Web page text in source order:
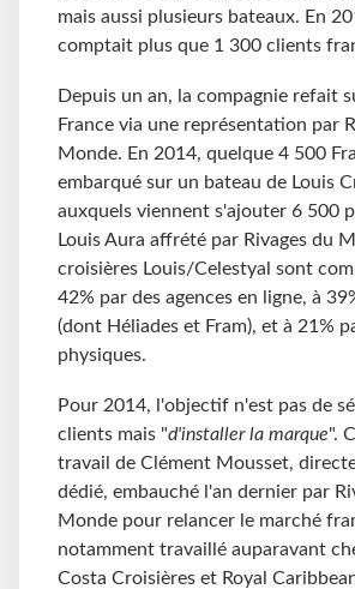
mais aussi plusieurs bateaux. En
comptait plus que 1 300 clients
Depuis un an, la compagnie refait
France via une représentation par
Monde. En 2014, quelque 4 500
embarqué sur un bateau de Louis
auxquels viennent s'ajouter 6 500
Louis Aura affrété par Rivages du
croisières Louis/Celestyal sont
42% par des agences en ligne, à
(dont Héliades et Fram), et à 21%
physiques.
Pour 2014, l'objectif n'est pas de
clients mais "d'installer la marque".
travail de Clément Mousset,
dédié, embauché l'an dernier par
Monde pour relancer le marché
notamment travaillé auparavant
Costa Croisières et Royal